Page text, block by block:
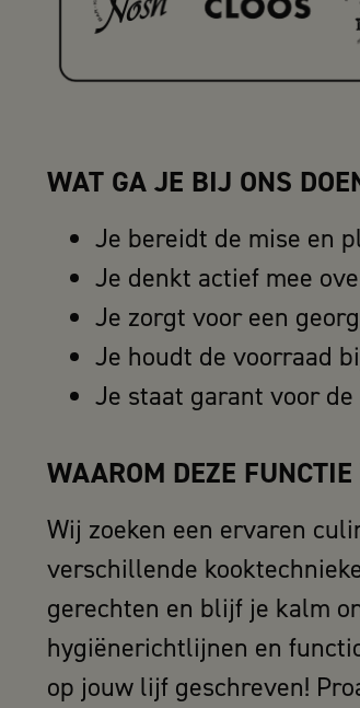
WAT GA JE BIJ ONS
Je bereidt de mise en
Je denkt actief mee
Je zorgt voor een
Je houdt de voorraad
Je staat garant voor
WAAROM DEZE
Wij zoeken een ervaren
verschillende
gerechten en blijf je kalm
hygiënerichtlijnen en
op jouw lijf geschreven!